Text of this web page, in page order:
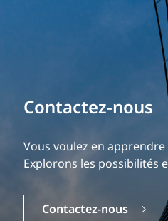
Contactez-
Vous voulez en
Explorons les
Contactez-nous
Bâtissez votre
Notre expérience est ce
Explorez une carrière
chez EXP.
Carrières